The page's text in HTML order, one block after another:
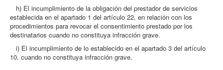
h) El incumplimiento de la obligación del prestador de servicios
establecida en el apartado 1 del artículo 22, en relación con los
procedimientos para revocar el consentimiento prestado por los
destinatarios cuando no constituya infracción grave.
i) El incumplimiento de lo establecido en el apartado 3 del artículo
10, cuando no constituya infracción grave.